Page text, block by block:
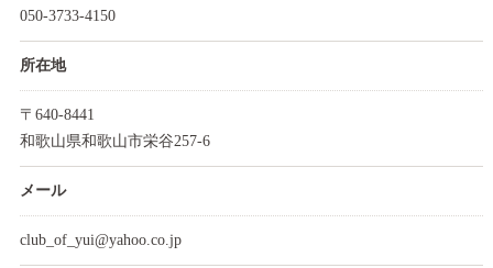
050-3733-4150
所在地
〒640-8441
和歌山県和歌山市栄谷257-6
メール
club_of_yui@yahoo.co.jp